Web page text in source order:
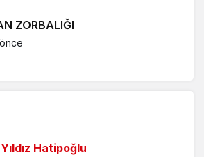
ZORBALIĞI
Hatipoğlu